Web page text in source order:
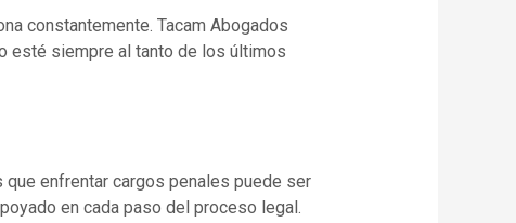
constantemente. Tacam Abogados
esté siempre al tanto de los últimos
que enfrentar cargos penales puede ser
en cada paso del proceso legal.